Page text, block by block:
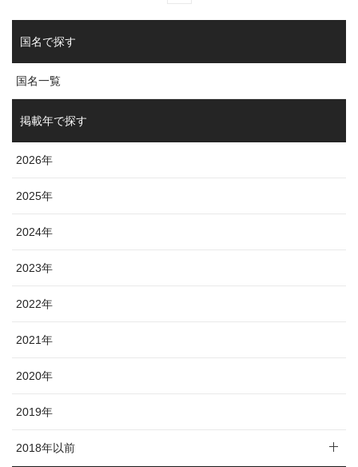
国名で探す
国名一覧
掲載年で探す
2026年
2025年
2024年
2023年
2022年
2021年
2020年
2019年
2018年以前